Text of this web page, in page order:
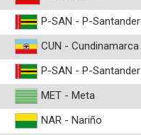
P-SAN - P-Santander
CUN - Cundinamarca
P-SAN - P-Santander
MET - Meta
NAR - Nariño